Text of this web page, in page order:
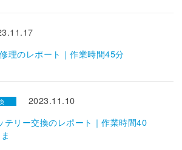
理のレポート｜作業時間45分
2023.11.10
リー交換のレポート｜作業時間40